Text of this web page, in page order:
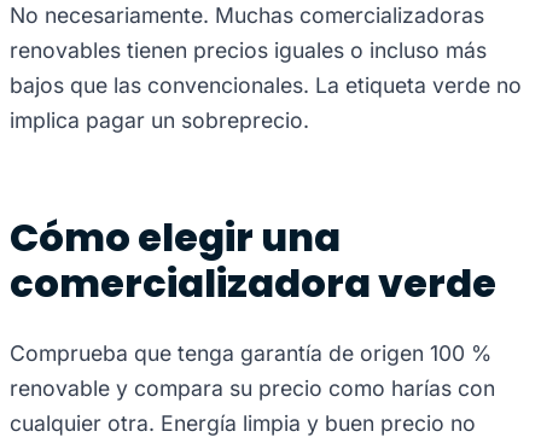
No necesariamente. Muchas comercializadoras
renovables tienen precios iguales o incluso más
bajos que las convencionales. La etiqueta verde no
implica pagar un sobreprecio.
Cómo elegir una
comercializadora verde
Comprueba que tenga garantía de origen 100 %
renovable y compara su precio como harías con
cualquier otra. Energía limpia y buen precio no